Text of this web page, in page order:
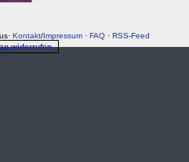
Kontakt/Impressum· FAQ· RSS-Feed
widerrufen